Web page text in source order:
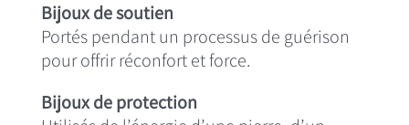
Bijoux de soutien
Portés pendant un processus de guérison
pour offrir réconfort et force.
Bijoux de protection